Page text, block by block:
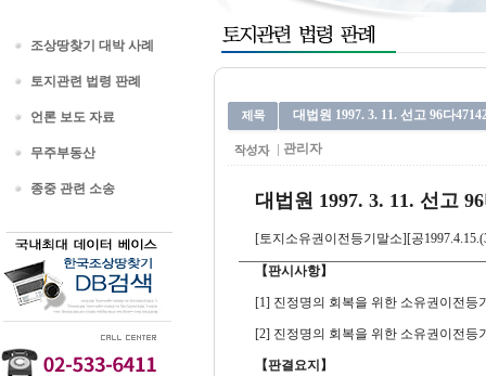
조상땅찾기 대박 사례
토지관련 법령 판례
언론 보도 자료
무주부동산
종중 관련 소송
대법원 1997. 3. 11. 선고 96다
관리자
대법원 1997. 3. 11. 선고
[토지소유권이전등기말소][공
【판시사항】
[1] 진정명의 회복을 위한 소유권이전등
[2] 진정명의 회복을 위한 소유권이전등
【판결요지】